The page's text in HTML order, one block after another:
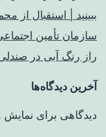
ببینید | استقبال از
سازمان تأمین
راز رنگ آبی در
آخرین دیدگاه‌ها
دیدگاهی برای نمایش